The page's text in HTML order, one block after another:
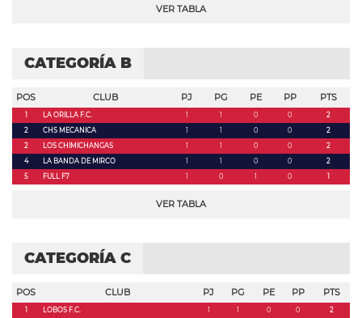
VER TABLA
CATEGORÍA B
POS CLUB PJ PG PE PP PTS
1 LA ORILLA F.C. 1 1 0 0
2
2
CHS MECANICA 1 1 0 0
2
2
LOS CHIMICHANGAS 1 1 0 0
2
4
LA BANDA DE MIRCO 1 1 0 0
2
5
FULL F7 1 0 1 0 1
VER TABLA
CATEGORÍA C
POS CLUB PJ PG PE PP PTS
1 LOBOS F.C. 1 1 0 0
2